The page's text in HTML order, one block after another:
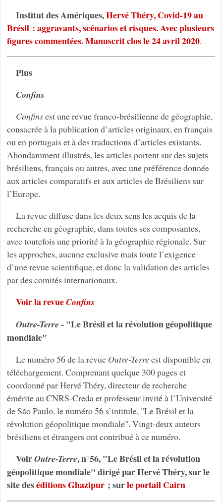
Institut des Amériques,Hervé Théry, Covid-19 au
Brésil : aggravants, scénarios et risques. Avec plusieurs
figures commentées. Manuscrit clos le 24 avril 2020.
Plus
Confins
Confinsest une revue franco-brésilienne de géographie,
consacrée à la publication d’articles originaux, en français
ou en portugais et à des traductions d’articles existants.
Abondamment illustrés, les articles portent sur des sujets
brésiliens, français ou autres, avec une préférence donnée
aux articles comparatifs et aux articles de Brésiliens sur
l’Europe.
La revue diffuse dans les deux sens les acquis de la
recherche en géographie, dans toutes ses composantes,
avec toutefois une priorité à la géographie régionale. Sur
les approches, aucune exclusive mais toute l’exigence
d’une revue scientifique, et donc la validation des articles
par des comités internationaux.
Voir la revueConfins
Outre-Terre - "Le Brésil et la révolution géopolitique
mondiale"
Le numéro 56 de la revue Outre-Terreest disponible en
téléchargement. Comprenant quelque 300 pages et
coordonné par Hervé Théry, directeur de recherche
émérite au CNRS-Creda et professeur invité à l’Université
de São Paulo, le numéro 56 s’intitule, "Le Brésil et la
révolution géopolitique mondiale". Vingt-deux auteurs
brésiliens et étrangers ont contribué à ce numéro.
VoirOutre-Terre, n°56, "Le Brésil et la révolution
géopolitique mondiale" dirigé par Hervé Théry, sur le
site deséditions Ghazipur; surle portail Cairn